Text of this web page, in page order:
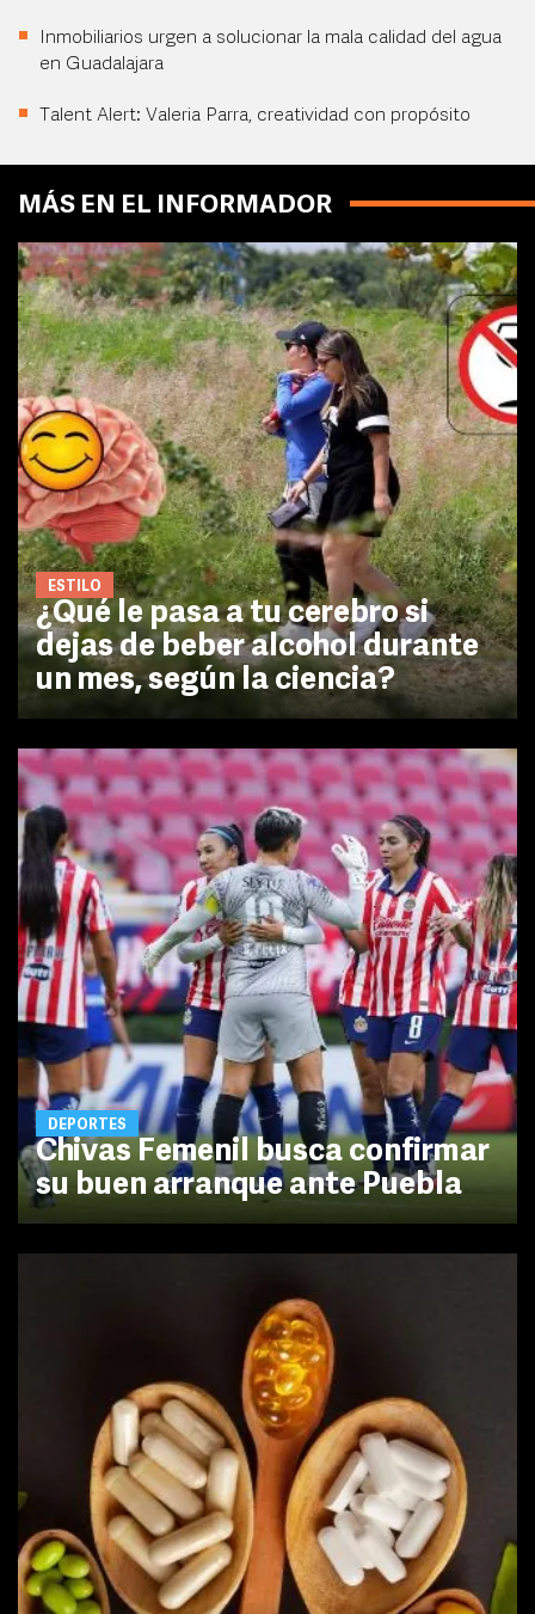
Inmobiliarios urgen a solucionar la mala calidad del agua
en Guadalajara
Talent Alert: Valeria Parra, creatividad con propósito
MÁS EN EL INFORMADOR
ESTILO
¿Qué le pasa a tu cerebro si
dejas de beber alcohol durante
un mes, según la ciencia?
DEPORTES
Chivas Femenil busca confirmar
su buen arranque ante Puebla